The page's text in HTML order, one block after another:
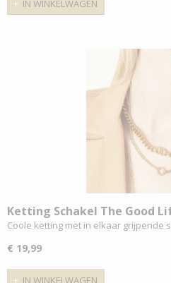
IN WINKELWAGEN
Ketting Schakel The Good
Coole ketting met in elkaar grijpende
€ 19,99
IN WINKELWAGEN